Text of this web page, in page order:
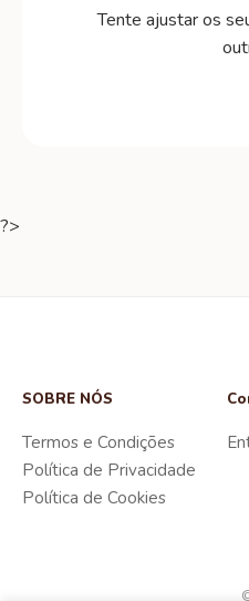
Tente ajustar os
?>
SOBRE NÓS
Termos e Condições
Política de Privacidade
Política de Cookies